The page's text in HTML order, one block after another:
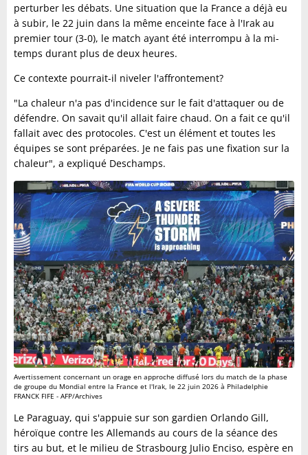
perturber les débats. Une situation que la France a déjà eu
à subir, le 22 juin dans la même enceinte face à l'Irak au
premier tour (3-0), le match ayant été interrompu à la mi-
temps durant plus de deux heures.
Ce contexte pourrait-il niveler l'affrontement?
"La chaleur n'a pas d'incidence sur le fait d'attaquer ou de
défendre. On savait qu'il allait faire chaud. On a fait ce qu'il
fallait avec des protocoles. C'est un élément et toutes les
équipes se sont préparées. Je ne fais pas une fixation sur la
chaleur", a expliqué Deschamps.
Avertissement concernant un orage en approche diffusé lors du match de la phase
de groupe du Mondial entre la France et l'Irak, le 22 juin 2026 à Philadelphie
FRANCK FIFE - AFP/Archives
Le Paraguay, qui s'appuie sur son gardien Orlando Gill,
héroïque contre les Allemands au cours de la séance des
tirs au but, et le milieu de Strasbourg Julio Enciso, espère en